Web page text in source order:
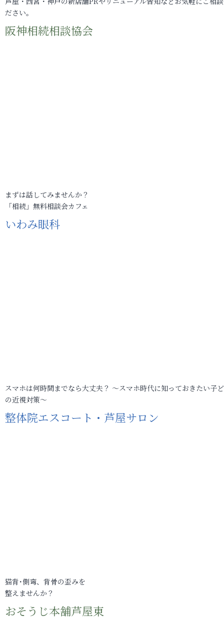
ださい。
阪神相続相談協会
まずは話してみませんか？
「相続」無料相談会カフェ
いわみ眼科
スマホは何時間までなら大丈夫？ ～スマホ時代に知っておきたい子
の近視対策～
整体院エスコート・芦屋サロン
猫背･側弯、背骨の歪みを
整えませんか？
おそうじ本舗芦屋東